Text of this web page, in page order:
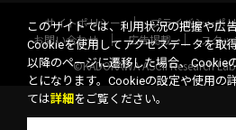
サイトポリシー プライバシーポ
お問い合わせ
広告掲載 スタッ
©KADOKAWA ASCII Research
このサイトでは、利用状況の把握や広
Cookieを使用してアクセスデータを取
以降のページに遷移した場合、Cookie
とになります。Cookieの設定や使用の
ては詳細 をご覧ください。